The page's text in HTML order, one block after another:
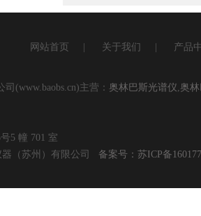
网站首页 关于我们 产品
(www.baobs.cn)主营： 奥林巴斯光谱仪,奥
5 幢 701 室
器（苏州）有限公司 备案号：苏ICP备